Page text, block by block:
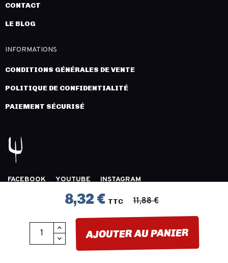
8,32 € TTC 11,88 €
AJOUTER AU PANIER
CONTACT
LE BLOG
INFORMATIONS
CONDITIONS GÉNÉRALES DE VENTE
POLITIQUE DE CONFIDENTIALITÉ
PAIEMENT SÉCURISÉ
FACEBOOK YOUTUBE
INSTAGRAM
COPYRIGHT 2026 © LÉGION DISTRIBUTION -
- CRÉATION :INNLOG